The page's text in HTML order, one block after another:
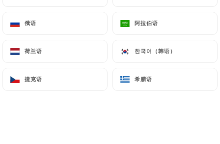
俄语 阿拉伯语
荷兰语 한국어（韩语）
捷克语 希腊语
俄语 阿拉伯语
荷兰语 한국어（韩语）
捷克语 希腊语